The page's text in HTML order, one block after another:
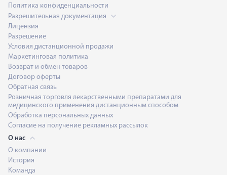
Политика конфиденциальности
Разрешительная документация
Лицензия
Разрешение
Условия дистанционной продажи
Маркетинговая политика
Возврат и обмен товаров
Договор оферты
Обратная связь
Розничная торговля лекарственными препаратами для
медицинского применения дистанционным способом
Обработка персональных данных
Согласие на получение рекламных рассылок
О нас
О компании
История
Команда